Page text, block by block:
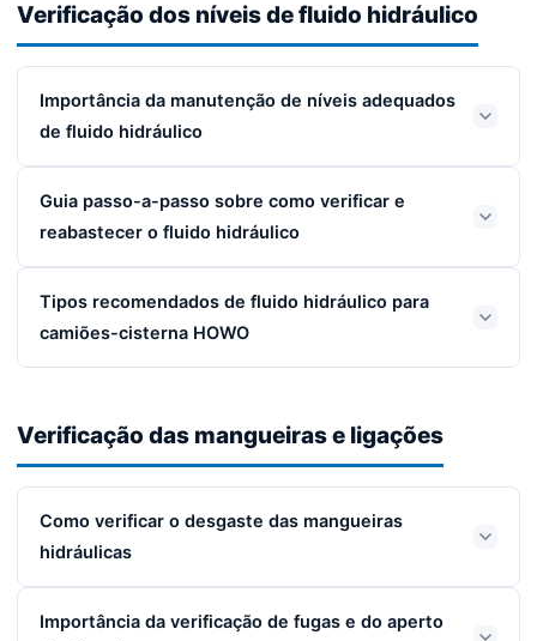
Verificação dos níveis de fluido hidráulico
Importância da manutenção de níveis adequados
de fluido hidráulico
Guia passo-a-passo sobre como verificar e
reabastecer o fluido hidráulico
Tipos recomendados de fluido hidráulico para
camiões-cisterna HOWO
Verificação das mangueiras e ligações
Como verificar o desgaste das mangueiras
hidráulicas
Importância da verificação de fugas e do aperto